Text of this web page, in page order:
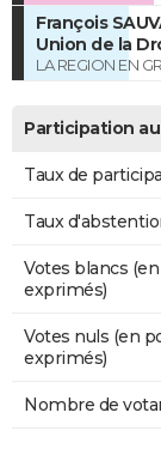
François
Union de la
LA REGION EN
Participation
Taux de
Taux
Votes blancs
exprimés)
Votes nuls (en
exprimés)
Nombre de